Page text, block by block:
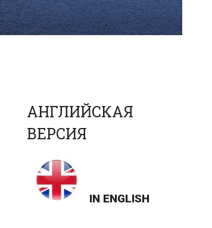
АНГЛИЙСКАЯ
ВЕРСИЯ
IN ENGLISH